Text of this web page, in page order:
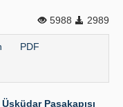
5988
2989
PDF
Paşakapısı